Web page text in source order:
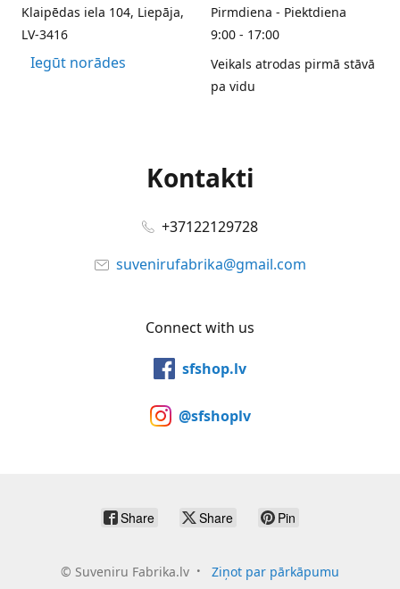
Klaipēdas iela 104, Liepāja,
LV-3416
Iegūt norādes
Pirmdiena - Piektdiena
9:00 - 17:00
Veikals atrodas pirmā stāvā
pa vidu
Kontakti
+37122129728
suvenirufabrika@gmail.com
Connect with us
sfshop.lv
@sfshoplv
Share Share Pin
© Suveniru Fabrika.lv Ziņot par pārkāpumu